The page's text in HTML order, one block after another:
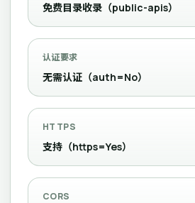
免费目录收录（public-apis）
认证要求
无需认证（auth=No）
HTTPS
支持（https=Yes）
CORS